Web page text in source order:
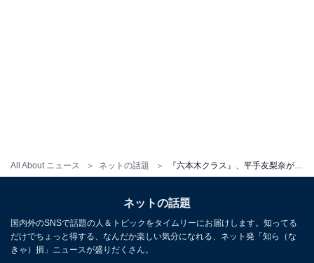
All About ニュース ネットの話題
ネットの話題
国内外のSNSで話題の人＆トピックをタイムリーにお届けします。知ってる
だけでちょっと得する、なんだか楽しい気分になれる、ネット発「知ら（な
きゃ）損」ニュースが盛りだくさん。